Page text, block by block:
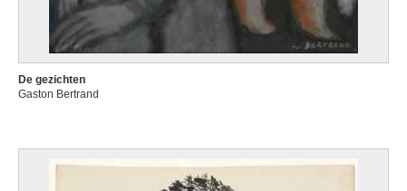
De gezichten
Gaston Bertrand